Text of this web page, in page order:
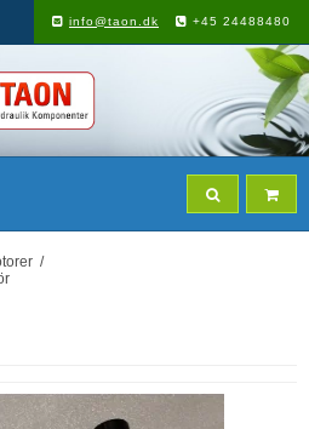
info@taon.dk +45 24488480
/